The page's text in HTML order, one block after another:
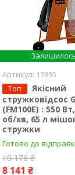
17895
Топ
Якісний
стружковідсос
(FM100E) : 550
об/хв, 65 л
стружки
Готово до
10 176 ₴
8 141 ₴